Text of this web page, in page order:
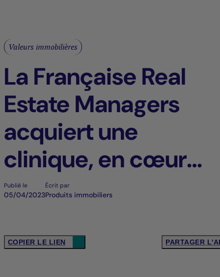
Valeurs immobilières
La Française Real
Estate Managers
acquiert une
clinique, en cœur
de ville, à Paris (11e
Publié le
05/04/2023
Écrit par
Produits immobiliers
COPIER LE LIEN PARTAGER